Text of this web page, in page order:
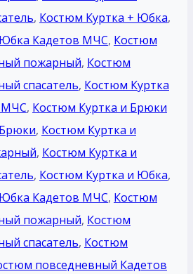
, Костюм Куртка + Юбка,
Кадетов МЧС, Костюм
пожарный, Костюм
спасатель, Костюм Куртка
МЧС, Костюм Куртка и Брюки
, Костюм Куртка и
, Костюм Куртка и
, Костюм Куртка и Юбка,
Кадетов МЧС, Костюм
пожарный, Костюм
спасатель, Костюм
повседневный Кадетов